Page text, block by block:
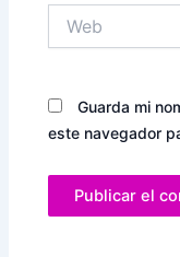
Guarda mi
este navegador